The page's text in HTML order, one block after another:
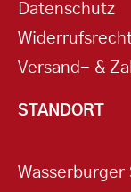
Datenschutz
Versand- &
STANDORT